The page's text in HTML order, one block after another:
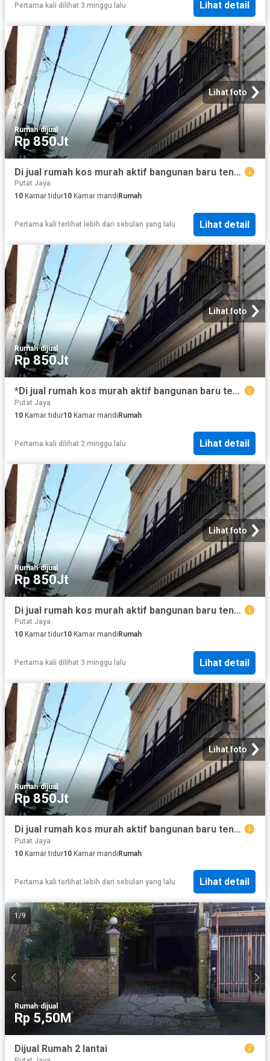
Pertama kali dilihat 3 minggu lalu Lihat detail
Lihat foto
Rumah·dijual
Rp 850Jt
Di jual rumah kos murah aktif bangunan baru tengah kota, jarak Dolly sawahan surabaya
Putat Jaya
10 Kamar tidur10 Kamar mandi Rumah
Pertama kali terlihat lebih dari sebulan yang lalu Lihat detail
Lihat foto
Rumah·dijual
Rp 850Jt
*Di jual rumah kos murah aktif bangunan baru tengah kota, jarak Dolly sawahan surabaya*
Putat Jaya
10 Kamar tidur10 Kamar mandiRumah
Pertama kali dilihat 2 minggu lalu Lihat detail
Lihat foto
Rumah·dijual
Rp 850Jt
Di jual rumah kos murah aktif bangunan baru tengah kota, jarak Dolly sawahan surabaya
Putat Jaya
10 Kamar tidur10 Kamar mandi Rumah
Pertama kali dilihat 3 minggu lalu Lihat detail
Lihat foto
Rumah·dijual
Rp 850Jt
Di jual rumah kos murah aktif bangunan baru tengah kota, jarak Dolly sawahan surabaya
Putat Jaya
10 Kamar tidur10 Kamar mandi Rumah
Pertama kali terlihat lebih dari sebulan yang lalu Lihat detail
1 /9
Rumah·dijual
Rp 5,50M
Dijual Rumah 2 lantai